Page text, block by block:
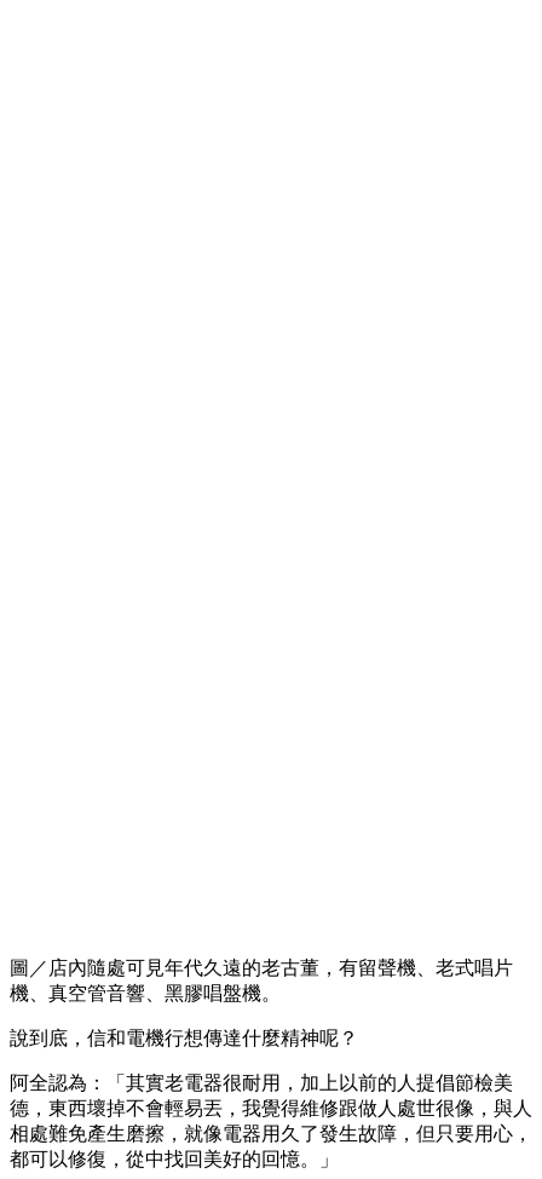
圖／店內隨處可見年代久遠的老古董，有留聲機、老式唱片
機、真空管音響、黑膠唱盤機。
說到底，信和電機行想傳達什麼精神呢？
阿全認為：「其實老電器很耐用，加上以前的人提倡節檢美
德，東西壞掉不會輕易丟，我覺得維修跟做人處世很像，與人
相處難免產生磨擦，就像電器用久了發生故障，但只要用心，
都可以修復，從中找回美好的回憶。」